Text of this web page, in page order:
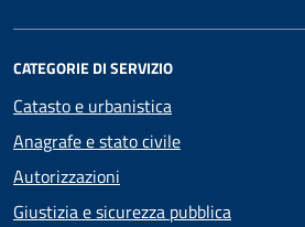
CATEGORIE DI SERVIZIO
Catasto e urbanistica
Anagrafe e stato civile
Autorizzazioni
Giustizia e sicurezza pubblica